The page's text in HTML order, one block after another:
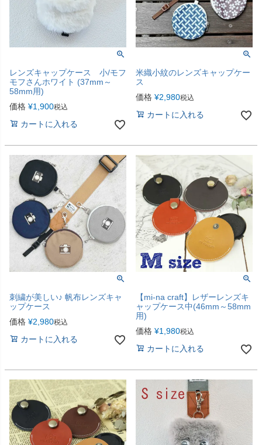
レンズキャップケース 小/モフ
モフさんホワイト (37mm～
58mm用)
価格 ¥1,900税込
カートに入れる
米織小紋のレンズキャップケー
ス
価格 ¥2,980税込
カートに入れる
刺繍が美しい♪ 帆布レンズキャ
ップケース
価格 ¥2,980税込
カートに入れる
【mi-na craft】レザーレンズキ
ャップケース中(46mm～58mm
用)
価格 ¥1,980税込
カートに入れる